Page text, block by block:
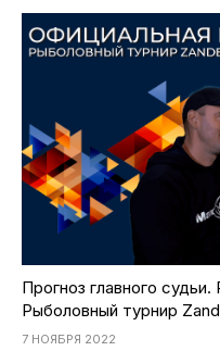
Прогноз главного судьи.
Рыболовный турнир
7 НОЯБРЯ 2022